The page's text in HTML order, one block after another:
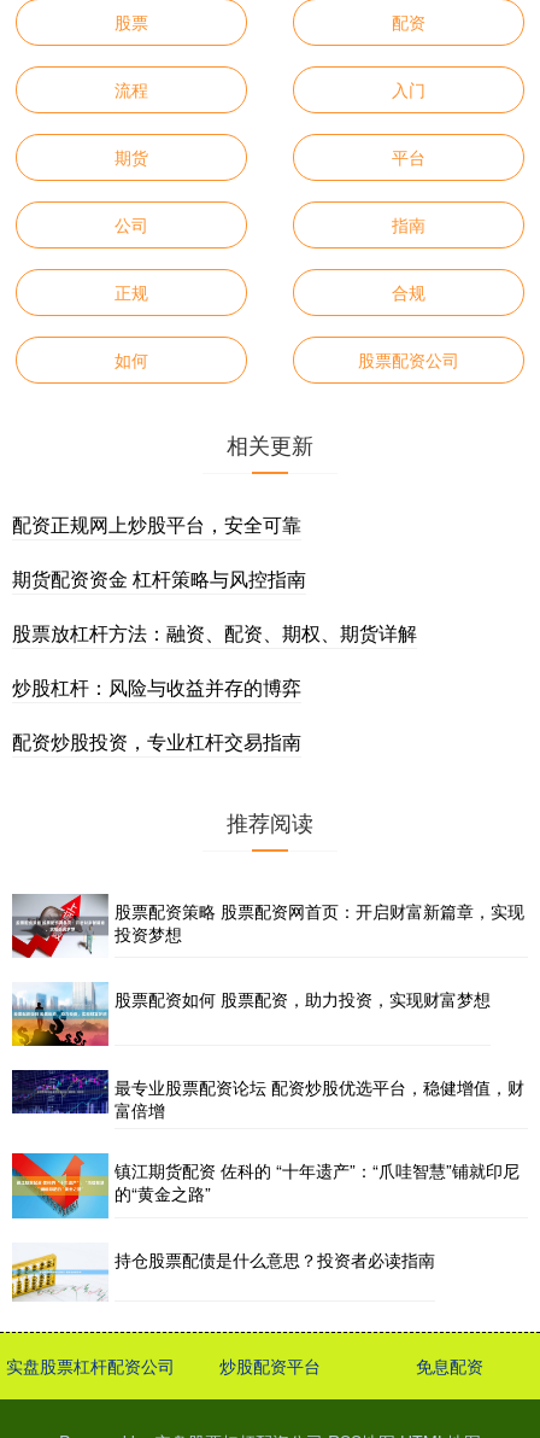
股票 配资
流程 入门
期货 平台
公司 指南
正规 合规
如何 股票配资公司
相关更新
配资正规网上炒股平台，安全可靠
期货配资资金 杠杆策略与风控指南
股票放杠杆方法：融资、配资、期权、期货详解
炒股杠杆：风险与收益并存的博弈
配资炒股投资，专业杠杆交易指南
推荐阅读
股票配资策略 股票配资网首页：开启财富新篇章，实现
投资梦想
股票配资如何 股票配资，助力投资，实现财富梦想
最专业股票配资论坛 配资炒股优选平台，稳健增值，财
富倍增
镇江期货配资 佐科的 “十年遗产”：“爪哇智慧”铺就印尼
的“黄金之路”
持仓股票配债是什么意思？投资者必读指南
实盘股票杠杆配资公司 炒股配资平台 免息配资